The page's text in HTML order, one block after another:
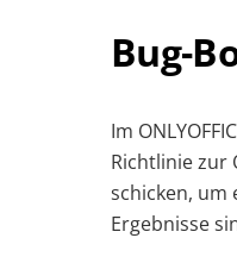
Bug-
Im
Richtlinie zur
schicken, um
Ergebnisse